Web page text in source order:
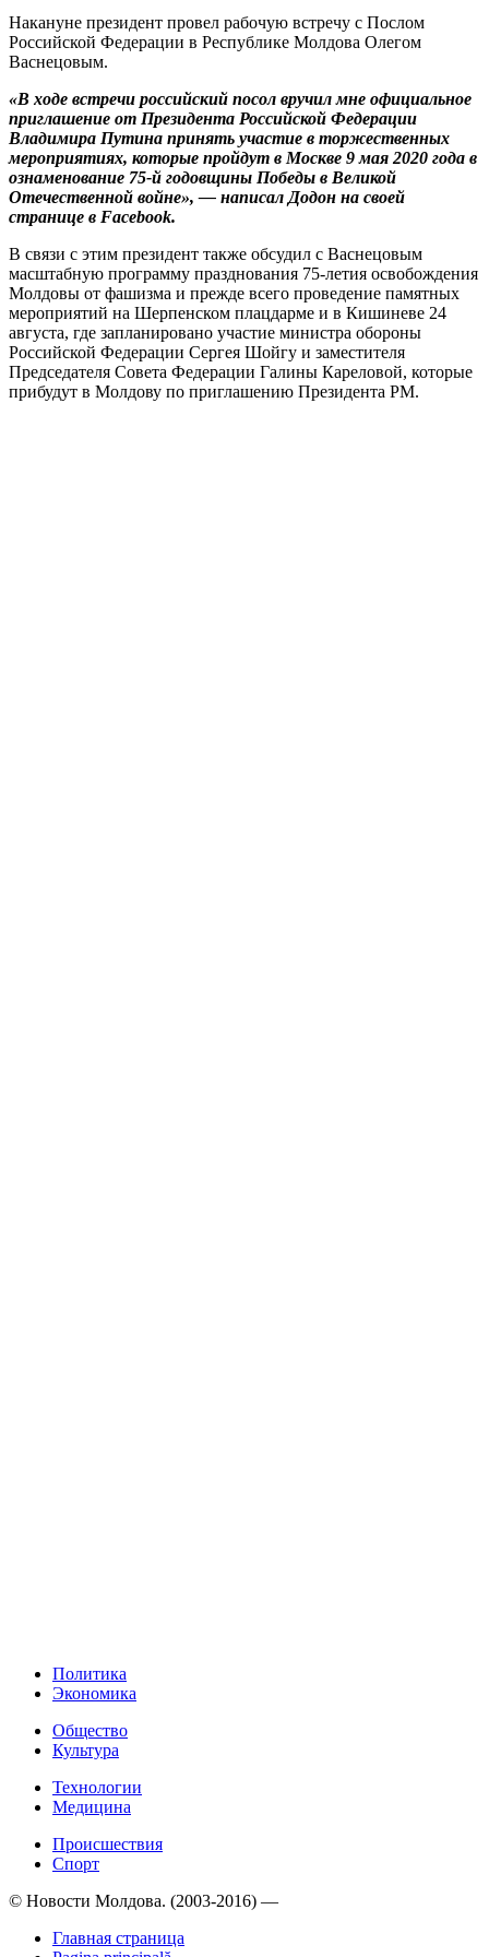
Накануне президент провел рабочую встречу с Послом
Российской Федерации в Республике Молдова Олегом
Васнецовым.
«В ходе встречи российский посол вручил мне официальное
приглашение от Президента Российской Федерации
Владимира Путина принять участие в торжественных
мероприятиях, которые пройдут в Москве 9 мая 2020 года в
ознаменование 75-й годовщины Победы в Великой
Отечественной войне», — написал Додон на своей
странице в Facebook.
В связи с этим президент также обсудил с Васнецовым
масштабную программу празднования 75-летия освобождения
Молдовы от фашизма и прежде всего проведение памятных
мероприятий на Шерпенском плацдарме и в Кишиневе 24
августа, где запланировано участие министра обороны
Российской Федерации Сергея Шойгу и заместителя
Председателя Совета Федерации Галины Кареловой, которые
прибудут в Молдову по приглашению Президента РМ.
Политика
Экономика
Общество
Культура
Технологии
Медицина
Происшествия
Спорт
© Новости Молдова. (2003-2016) —
Главная страница